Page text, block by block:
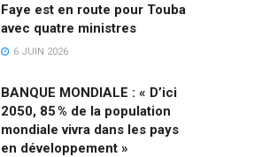
Faye est en route pour Touba
avec quatre ministres
6 JUIN 2026
BANQUE MONDIALE : « D’ici
2050, 85 % de la population
mondiale vivra dans les pays
en développement »